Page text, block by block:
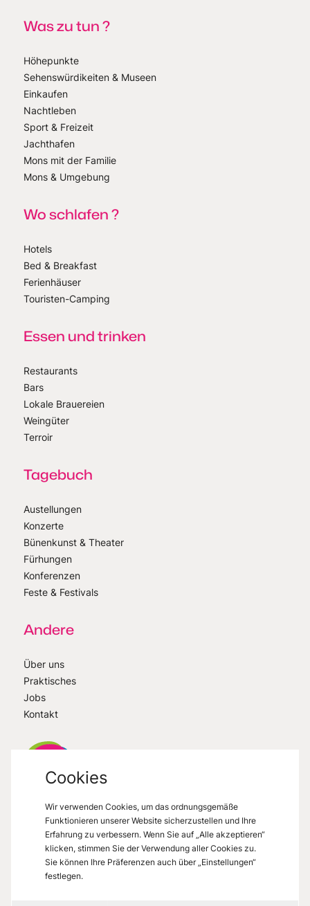
Was zu tun ?
Höhepunkte
Sehenswürdikeiten & Museen
Einkaufen
Nachtleben
Sport & Freizeit
Jachthafen
Mons mit der Familie
Mons & Umgebung
Wo schlafen ?
Hotels
Bed & Breakfast
Ferienhäuser
Touristen-Camping
Essen und trinken
Restaurants
Bars
Lokale Brauereien
Weingüter
Terroir
Tagebuch
Austellungen
Konzerte
Bünenkunst & Theater
Fürhungen
Konferenzen
Feste & Festivals
Andere
Über uns
Praktisches
Jobs
Kontakt
VisitMons 2026- All right reserved
Grand Place 27, 7000 Mons
Cookies
Wir verwenden Cookies, um das ordnungsgemäße
Funktionieren unserer Website sicherzustellen und Ihre
Erfahrung zu verbessern. Wenn Sie auf „Alle akzeptieren“
klicken, stimmen Sie der Verwendung aller Cookies zu.
Sie können Ihre Präferenzen auch über „Einstellungen“
festlegen.